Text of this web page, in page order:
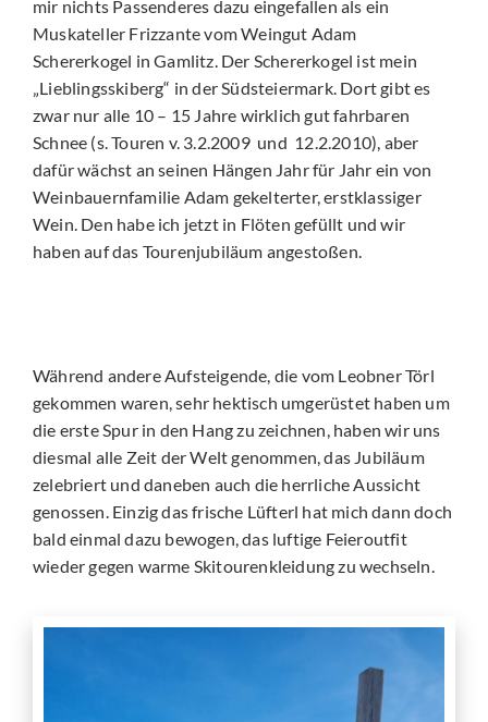
mir nichts Passenderes dazu eingefallen als ein
Muskateller Frizzante vom Weingut Adam
Schererkogel in Gamlitz. Der Schererkogel ist mein
„Lieblingsskiberg“ in der Südsteiermark. Dort gibt es
zwar nur alle 10 – 15 Jahre wirklich gut fahrbaren
Schnee (s. Touren v. 3.2.2009 und 12.2.2010), aber
dafür wächst an seinen Hängen Jahr für Jahr ein von
Weinbauernfamilie Adam gekelterter, erstklassiger
Wein. Den habe ich jetzt in Flöten gefüllt und wir
haben auf das Tourenjubiläum angestoßen.
Während andere Aufsteigende, die vom Leobner Törl
gekommen waren, sehr hektisch umgerüstet haben um
die erste Spur in den Hang zu zeichnen, haben wir uns
diesmal alle Zeit der Welt genommen, das Jubiläum
zelebriert und daneben auch die herrliche Aussicht
genossen. Einzig das frische Lüfterl hat mich dann doch
bald einmal dazu bewogen, das luftige Feieroutfit
wieder gegen warme Skitourenkleidung zu wechseln.